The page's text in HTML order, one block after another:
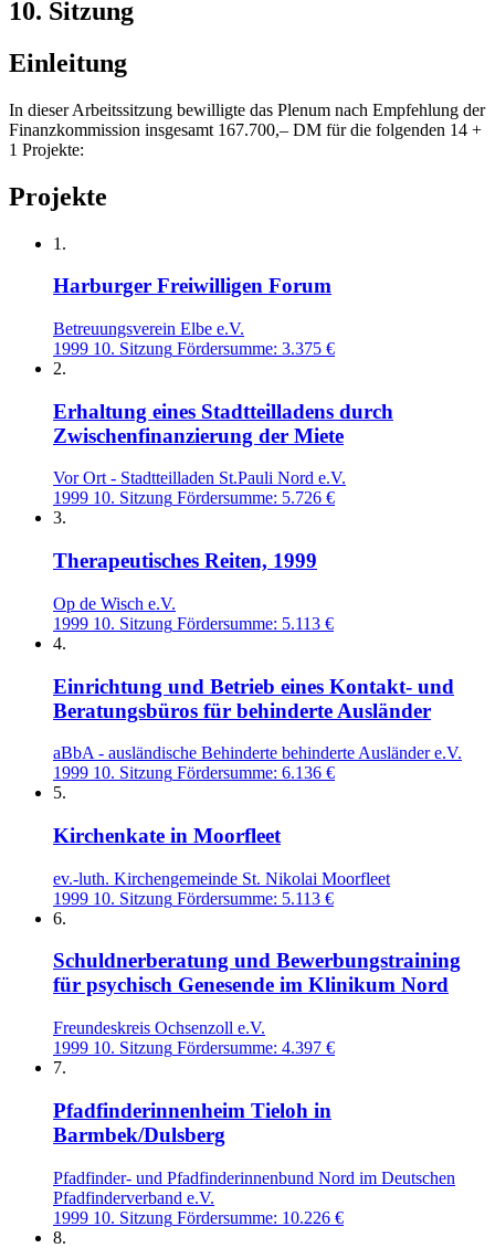
10. Sitzung
Einleitung
In dieser Arbeitssitzung bewilligte das Plenum nach Empfehlung der
Finanzkommission insgesamt 167.700,– DM für die folgenden 14 +
1 Projekte:
Projekte
1.
Harburger Freiwilligen Forum
Betreuungsverein Elbe e.V.
1999 10. Sitzung Fördersumme: 3.375 €
2.
Erhaltung eines Stadtteilladens durch
Zwischenfinanzierung der Miete
Vor Ort - Stadtteilladen St.Pauli Nord e.V.
1999 10. Sitzung Fördersumme: 5.726 €
3.
Therapeutisches Reiten, 1999
Op de Wisch e.V.
1999 10. Sitzung Fördersumme: 5.113 €
4.
Einrichtung und Betrieb eines Kontakt- und
Beratungsbüros für behinderte Ausländer
aBbA - ausländische Behinderte behinderte Ausländer e.V.
1999 10. Sitzung Fördersumme: 6.136 €
5.
Kirchenkate in Moorfleet
ev.-luth. Kirchengemeinde St. Nikolai Moorfleet
1999 10. Sitzung Fördersumme: 5.113 €
6.
Schuldnerberatung und Bewerbungstraining
für psychisch Genesende im Klinikum Nord
Freundeskreis Ochsenzoll e.V.
1999 10. Sitzung Fördersumme: 4.397 €
7.
Pfadfinderinnenheim Tieloh in
Barmbek/Dulsberg
Pfadfinder- und Pfadfinderinnenbund Nord im Deutschen
Pfadfinderverband e.V.
1999 10. Sitzung Fördersumme: 10.226 €
8.